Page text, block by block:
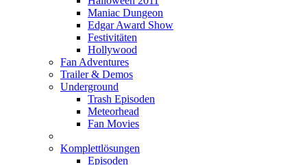
Maniac Dungeon
Edgar Award Show
Festivitäten
Hollywood
Fan Adventures
Trailer & Demos
Underground
Trash Episoden
Meteorhead
Fan Movies
Komplettlösungen
Episoden